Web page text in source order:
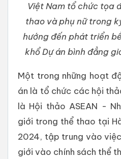
Việt Nam tổ chức tọa
thao và phụ nữ trong
hướng đến phát triển
khổ Dự án bình đẳng
Một trong những hoạt
án là tổ chức các hội
là Hội thảo ASEAN -
giới trong thể thao tại
2024, tập trung vào
giới vào chính sách thể